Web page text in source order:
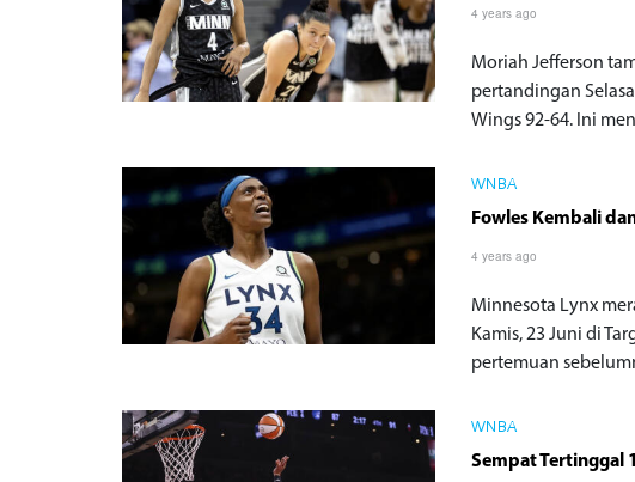
4 years ago
Moriah Jefferson
pertandingan
Wings 92-64. Ini
WNBA
Fowles Kembali
4 years ago
Minnesota Lynx
Kamis, 23 Juni di
pertemuan
WNBA
Sempat Tertinggal